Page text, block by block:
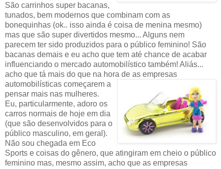
São carrinhos super bacanas,
tunados, bem modernos que combinam com as
bonequinhas (ok.. isso ainda é coisa de menina mesmo)
mas que são super divertidos mesmo... Alguns nem
parecem ter sido produzidos para o público feminino! São
bacanas demais e eu acho que tem até chance de acabar
influenciando o mercado automobilístico também! Aliás...
acho que tá mais do que na hora de as empresas
automobilísticas começarem a
pensar mais nas mulheres.
Eu, particularmente, adoro os
carros normais de hoje em dia
(que são desenvolvidos para o
público masculino, em geral).
Não sou chegada em Eco
Sports e coisas do gênero, que atingiram em cheio o público
feminino mas, mesmo assim, acho que as empresas